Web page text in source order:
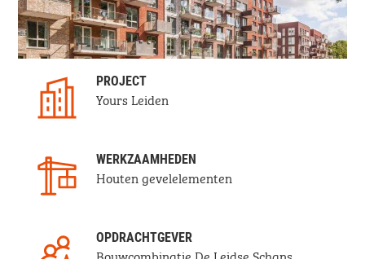
PROJECT
Yours Leiden
WERKZAAMHEDEN
Houten gevelelementen
OPDRACHTGEVER